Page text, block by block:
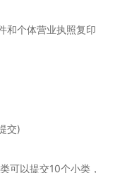
个体营业执照复印
交)
以提交10个小类，